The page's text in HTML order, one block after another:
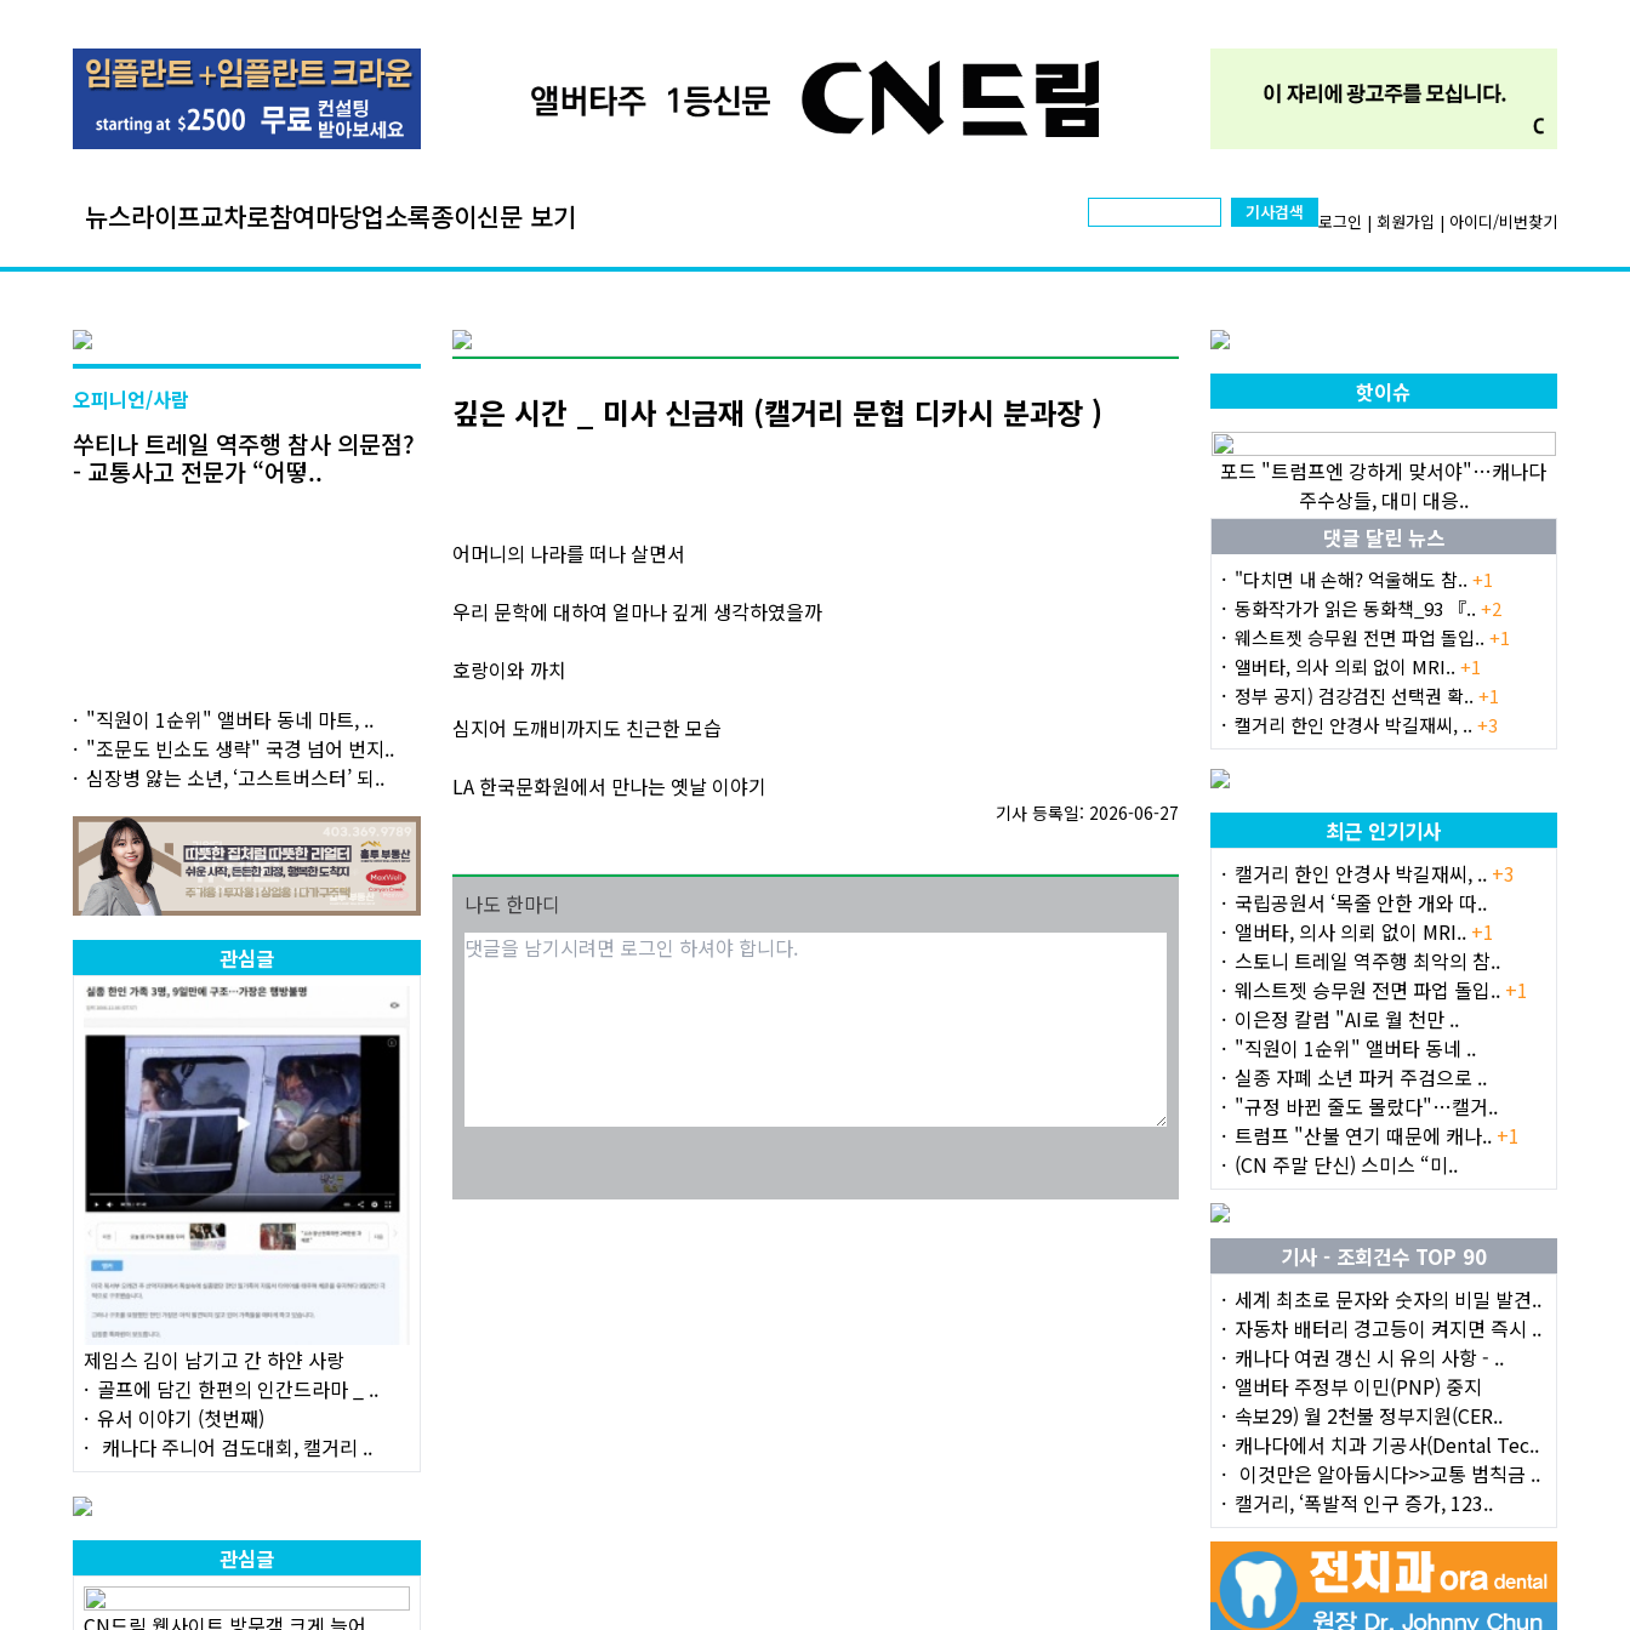
뉴스라이프교차로참여마당업소록종이신문 보기 기사검색 로그인 | 회원가입 | 아이디/비번찾기
오피니언/사람
쑤티나 트레일 역주행 참사 의문점?
- 교통사고 전문가 “어떻..
"직원이 1순위" 앨버타 동네 마트, ..
"조문도 빈소도 생략" 국경 넘어 번지..
심장병 앓는 소년, ‘고스트버스터’ 되..
관심글
제임스 김이 남기고 간 하얀 사랑
골프에 담긴 한편의 인간드라마 _ ..
유서 이야기 (첫번째)
캐나다 주니어 검도대회, 캘거리 ..
관심글
깊은 시간 _ 미사 신금재 (캘거리 문협 디카시 분과장 )
어머니의 나라를 떠나 살면서
우리 문학에 대하여 얼마나 깊게 생각하였을까
호랑이와 까치
심지어 도깨비까지도 친근한 모습
LA 한국문화원에서 만나는 옛날 이야기
기사 등록일: 2026-06-27
나도 한마디
핫이슈
포드 "트럼프엔 강하게 맞서야"…캐나다
주수상들, 대미 대응..
댓글 달린 뉴스
"다치면 내 손해? 억울해도 참.. +1
동화작가가 읽은 동화책_93 『.. +2
웨스트젯 승무원 전면 파업 돌입.. +1
앨버타, 의사 의뢰 없이 MRI.. +1
정부 공지) 검강검진 선택권 확.. +1
캘거리 한인 안경사 박길재씨, .. +3
최근 인기기사
캘거리 한인 안경사 박길재씨, .. +3
국립공원서 ‘목줄 안한 개와 따..
앨버타, 의사 의뢰 없이 MRI.. +1
스토니 트레일 역주행 최악의 참..
웨스트젯 승무원 전면 파업 돌입.. +1
이은정 칼럼 "AI로 월 천만 ..
"직원이 1순위" 앨버타 동네 ..
실종 자폐 소년 파커 주검으로 ..
"규정 바뀐 줄도 몰랐다"…캘거..
트럼프 "산불 연기 때문에 캐나.. +1
(CN 주말 단신) 스미스 “미..
기사 - 조회건수 TOP 90
세계 최초로 문자와 숫자의 비밀 발견..
자동차 배터리 경고등이 켜지면 즉시 ..
캐나다 여권 갱신 시 유의 사항 - ..
앨버타 주정부 이민(PNP) 중지
속보29) 월 2천불 정부지원(CER..
캐나다에서 치과 기공사(Dental Tec..
이것만은 알아둡시다>>교통 범칙금 ..
캘거리, ‘폭발적 인구 증가, 123..